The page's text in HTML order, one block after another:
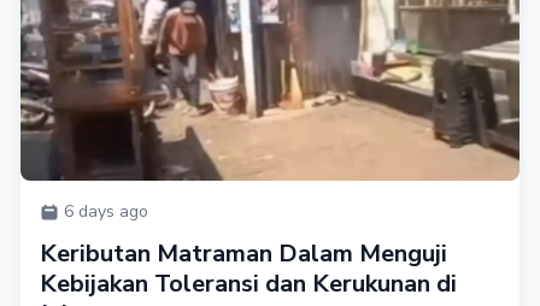
6 days ago
Keributan Matraman Dalam Menguji
Kebijakan Toleransi dan Kerukunan di